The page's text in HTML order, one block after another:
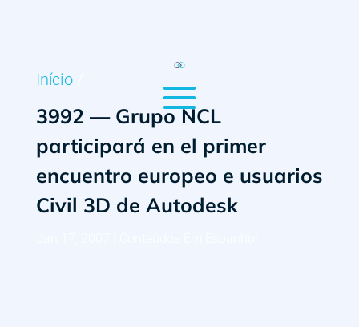
Início
3992 — Grupo NCL
participará en el primer
encuentro europeo e usuarios
Civil 3D de Autodesk